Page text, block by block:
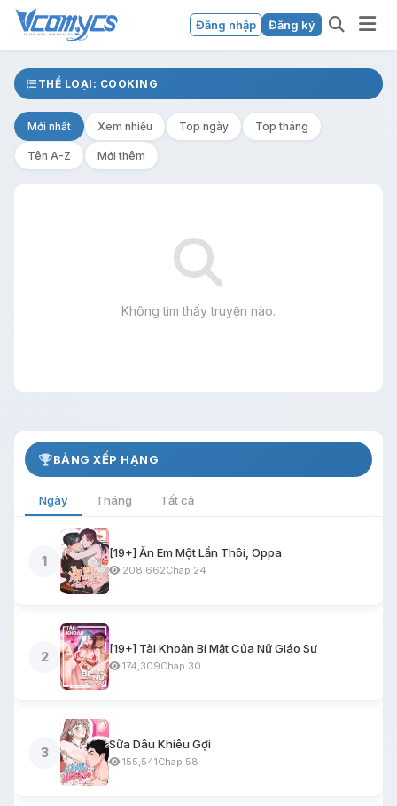
Đăng nhập Đăng ký
THỂ LOẠI: COOKING
Mới nhất Xem nhiều Top ngày Top tháng
Tên A-Z Mới thêm
Không tìm thấy truyện nào.
BẢNG XẾP HẠNG
Ngày Tháng Tất cả
1
[19+] Ăn Em Một Lần Thôi, Oppa
208,662Chap 24
2
[19+] Tài Khoản Bí Mật Của Nữ Giáo Sư
174,309Chap 30
3
Sữa Dâu Khiêu Gợi
155,541Chap 58